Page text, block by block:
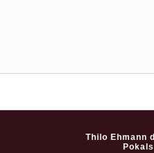
Thilo Ehmann